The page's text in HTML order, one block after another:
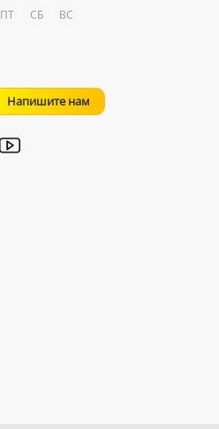
ПТ СБ ВС
Напишите нам